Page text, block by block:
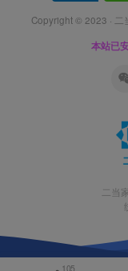
Copyright © 2023 · 二
本站已
二当
105